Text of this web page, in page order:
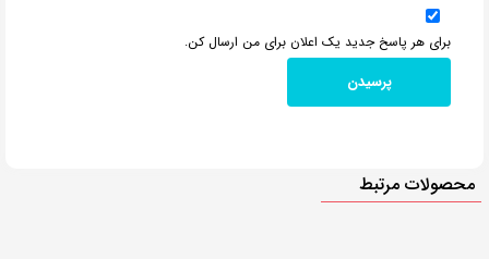
برای هر پاسخ جدید یک اعلان برای من ارسال کن.
محصولات مرتبط